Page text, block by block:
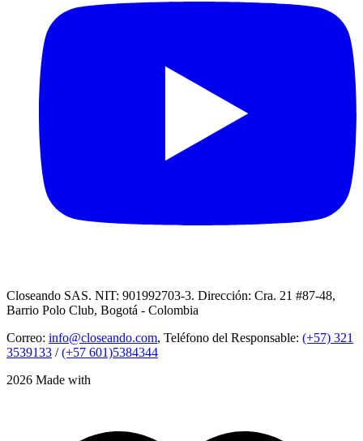
Closeando SAS. NIT: 901992703-3. Dirección: Cra. 21 #87-48,
Barrio Polo Club, Bogotá - Colombia
Correo: info@closeando.com, Teléfono del Responsable: (+57) 321
3539133 /(+57 601)5384344
2026 Made with